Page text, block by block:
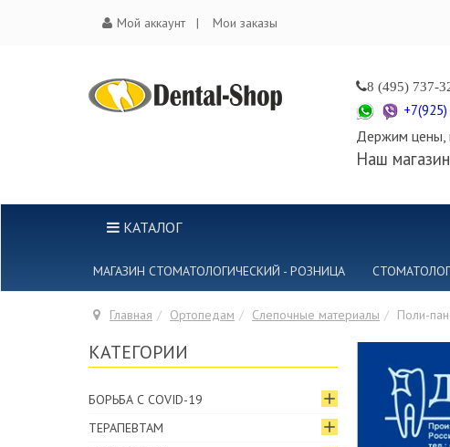
Мой аккаунт Мои заказы
8 (495) 737-
+7(925)
Держим цены,
Наш
КАТАЛОГ
МАГАЗИН СТОМАТОЛОГИЧЕСКИЙ - РОЗНИЦА
Главная Ортопедам Слепочные материалы Поли-
КАТЕГОРИИ
БОРЬБА С COVID-19
ТЕРАПЕВТАМ